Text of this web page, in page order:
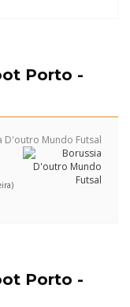
Porto -
D'outro Mundo Futsal
Porto -